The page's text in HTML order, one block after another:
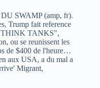
SWAMP (amp, fr).
Trump fait reference
"THINK TANKS",
ou se reunissent les
de $400 de l'heure…
aux USA, a du mal a
Migrant,